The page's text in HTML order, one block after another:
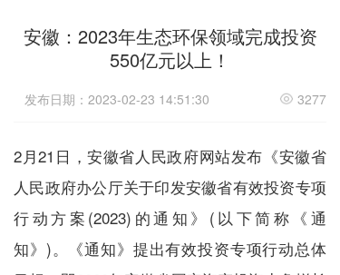
安徽：2023年生态环保领域完成投资
550亿元以上！
发布日期：2023-02-23 14:51:30 3277
2月21日，安徽省人民政府网站发布《安徽省
人民政府办公厅关于印发安徽省有效投资专项
行动方案(2023)的通知》(以下简称《通
知》)。《通知》提出有效投资专项行动总体